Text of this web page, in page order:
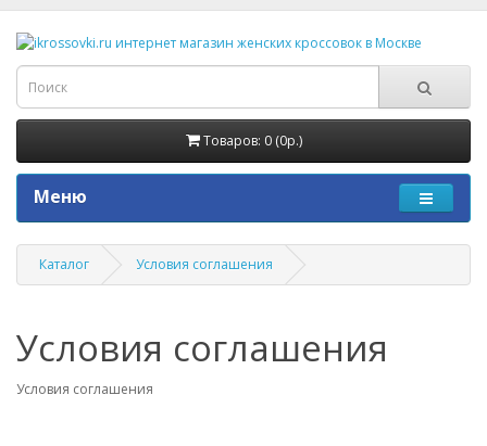
Товаров: 0 (0р.)
Меню
Каталог Условия соглашения
Условия соглашения
Условия соглашения